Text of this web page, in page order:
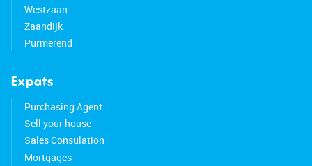
Westzaan
Zaandijk
Purmerend
Expats
Purchasing Agent
Sell your house
Sales Consulation
Mortgages